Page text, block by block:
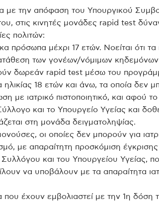
με την απόφαση του Υπουργικού
στις κινητές μονάδες rapid test
πολιτών:
πρόσωπα μέχρι 17 ετών. Νοείται ότι
των γονέων/νόμιμων κηδεμόνων
δωρεάν rapid test μέσω του
ηλικίας 18 ετών και άνω, τα οποία
με ιατρικό πιστοποιητικό, και αφού
και το Υπουργείο Υγείας και
στη μονάδα δειγματοληψίας.
οι οποίες δεν μπορούν για
με απαραίτητη προσκόμιση
Συλλόγου και του Υπουργείου Υγείας,
να υποβάλουν με τα απαραίτητα
που έχουν εμβολιαστεί με την 1η δόση